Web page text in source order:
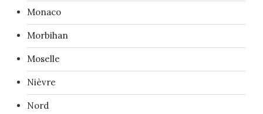
Monaco
Morbihan
Moselle
Nièvre
Nord